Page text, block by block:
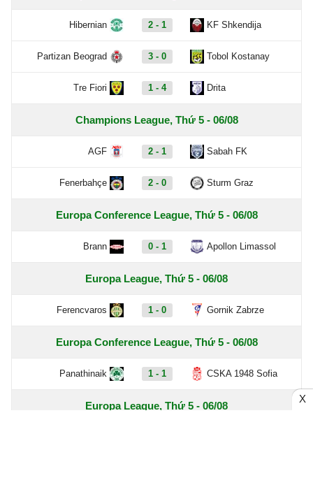
Hibernian 2 - 1 KF Shkendija
Partizan Beograd 3 - 0 Tobol Kostanay
Tre Fiori 1 - 4 Drita
Champions League, Thứ 5 - 06/08
AGF 2 - 1 Sabah FK
Fenerbahçe 2 - 0 Sturm Graz
Europa Conference League, Thứ 5 - 06/08
Brann 0 - 1 Apollon Limassol
Europa League, Thứ 5 - 06/08
Ferencvaros 1 - 0 Gornik Zabrze
Europa Conference League, Thứ 5 - 06/08
Panathinaik 1 - 1 CSKA 1948 Sofia
Europa League, Thứ 5 - 06/08
X